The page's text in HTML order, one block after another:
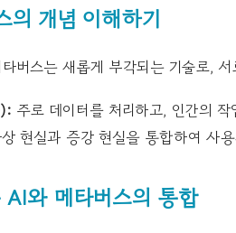
의 개념 이해하기
버스는 새롭게 부각되는 기술로,
주로 데이터를 처리하고, 인간의
현실과 증강 현실을 통합하여 사
와 메타버스의 통합